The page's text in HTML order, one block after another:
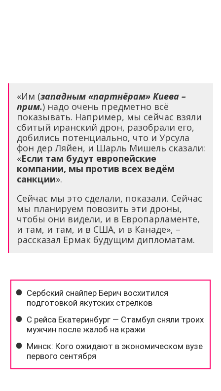
«Им (западным «партнёрам» Киева –
прим.) надо очень предметно всё
показывать. Например, мы сейчас взяли
сбитый иранский дрон, разобрали его,
добились потенциально, что и Урсула
фон дер Ляйен, и Шарль Мишель сказали:
«Если там будут европейские
компании, мы против всех ведём
санкции».
Сейчас мы это сделали, показали. Сейчас
мы планируем повозить эти дроны,
чтобы они видели, и в Европарламенте,
и там, и там, и в США, и в Канаде», –
рассказал Ермак будущим дипломатам.